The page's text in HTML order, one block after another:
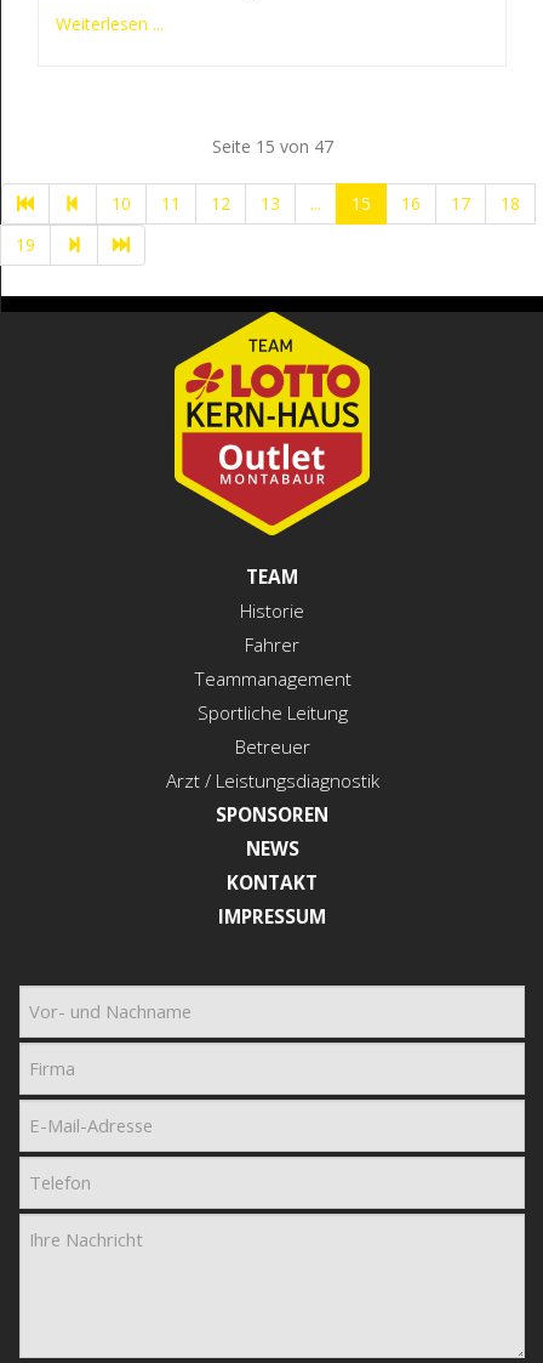
Weiterlesen ...
Seite 15 von 47
10 11 12 13 ... 15 16 17
18
19
TEAM
Historie
Fahrer
Teammanagement
Sportliche Leitung
Betreuer
Arzt / Leistungsdiagnostik
SPONSOREN
NEWS
KONTAKT
IMPRESSUM